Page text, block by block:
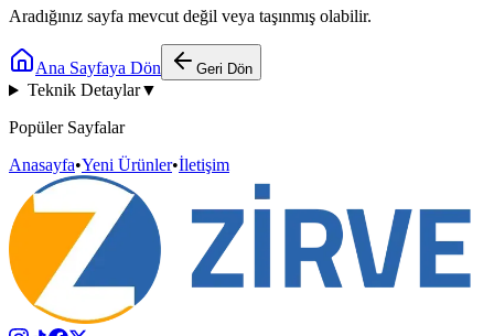
Aradığınız sayfa mevcut değil veya taşınmış olabilir.
Ana Sayfaya Dön Geri Dön
Teknik Detaylar▼
Popüler Sayfalar
Anasayfa•Yeni Ürünler•İletişim